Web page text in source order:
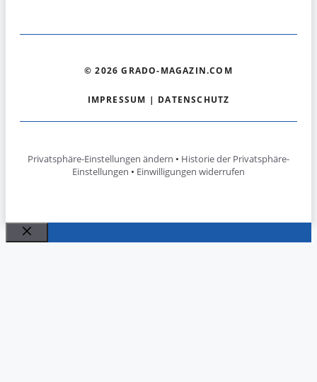
© 2026 GRADO-MAGAZIN.COM
IMPRESSUM | DATENSCHUTZ
Privatsphäre-Einstellungen ändern • Historie der Privatsphäre-
Einstellungen • Einwilligungen widerrufen
Schließen